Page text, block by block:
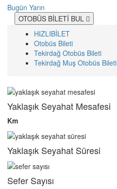
Bugün Yarın
OTOBÜS BİLETİ BUL
HIZLIBİLET
Otobüs Bileti
Tekirdağ Otobüs Bileti
Tekirdağ Muş Otobüs Bileti
Yaklaşık Seyahat Mesafesi
Km
Yaklaşık Seyahat Süresi
Sefer Sayısı